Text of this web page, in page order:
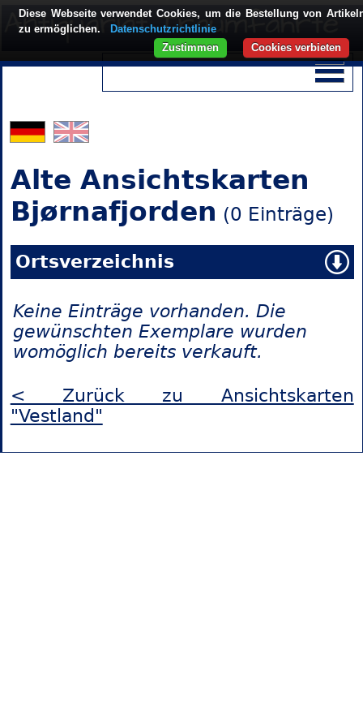
Alte Ansichtskarten
Bjørnafjorden (0 Einträge)
Ortsverzeichnis
Keine Einträge vorhanden. Die
gewünschten Exemplare wurden
womöglich bereits verkauft.
< Zurück zu Ansichtskarten
"Vestland"
Diese Webseite verwendet Cookies, um die Bestellung von
zu ermöglichen.
Datenschutzrichtlinie
Cookies verbieten
Zustimmen